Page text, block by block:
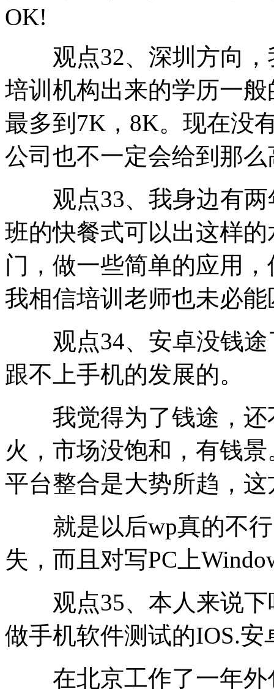
OK!
观点32、深圳方向，
培训机构出来的学历一
最多到7K，8K。现在没
公司也不一定会给到那么
观点33、我身边有两
班的快餐式可以出这样
门，做一些简单的应用
我相信培训老师也未必能
观点34、安卓没钱途
跟不上手机的发展的。
我觉得为了钱途，还
火，市场没饱和，有钱
平台整合是大势所趋，
就是以后wp真的不行
失，而且对写PC上
观点35、本人来说下
做手机软件测试的IOS.安
在北京工作了一年外